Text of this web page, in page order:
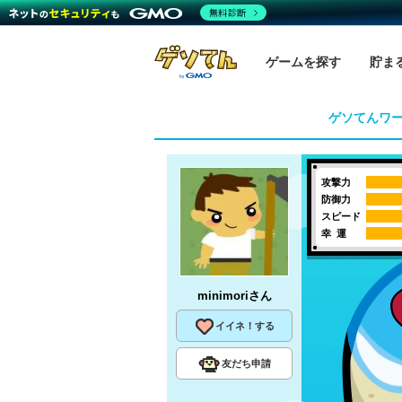
ゲームを探す 貯ま
ゲソてんワ
minimoriさん
イイネ！する
友だち申請
攻撃力
防御力
スピード
幸 運
無料診断